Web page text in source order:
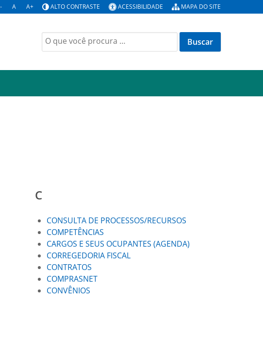
A A+ ALTO CONTRASTE ACESSIBILIDADE MAPA DO SITE
Buscar
por:
C
CONSULTA DE PROCESSOS/RECURSOS
COMPETÊNCIAS
CARGOS E SEUS OCUPANTES (AGENDA)
CORREGEDORIA FISCAL
CONTRATOS
COMPRASNET
CONVÊNIOS